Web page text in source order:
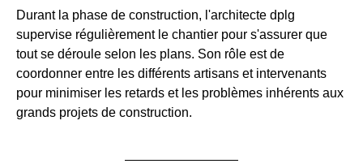
Durant la phase de construction, l'architecte dplg
supervise régulièrement le chantier pour s'assurer que
tout se déroule selon les plans. Son rôle est de
coordonner entre les différents artisans et intervenants
pour minimiser les retards et les problèmes inhérents aux
grands projets de construction.